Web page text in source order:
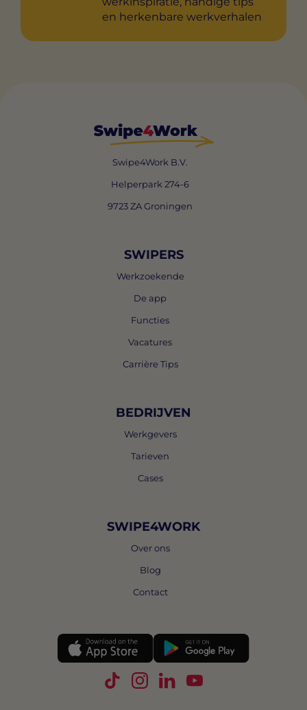
en herkenbare werkverhalen
Swipe4Work B.V.
Helperpark 274-6
9723 ZA Groningen
SWIPERS
Werkzoekende
De app
Functies
Vacatures
Carrière Tips
BEDRIJVEN
Werkgevers
Tarieven
Cases
SWIPE4WORK
Over ons
Blog
Contact
Volg Swipe4Work op TikTok
Volg Swipe4Work op
Volg Swipe4Work op
Volg Swipe4Work